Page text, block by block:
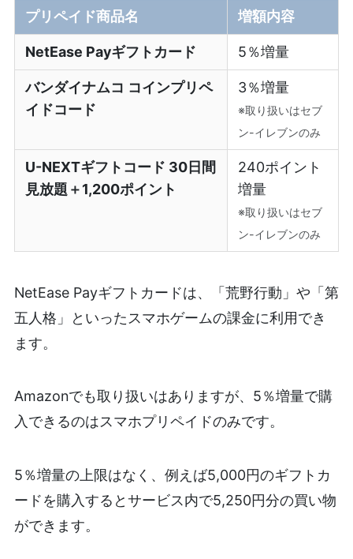
プリペイド商品名 増額内容
NetEase Payギフトカード 5％増量
バンダイナムコ コインプリペ
イドコード
3％増量
※取り扱いはセブ
ン-イレブンのみ
U-NEXTギフトコード 30日間
見放題＋1,200ポイント
240ポイント
増量
※取り扱いはセブ
ン-イレブンのみ
NetEase Payギフトカードは、「荒野行動」や「第
五人格」といったスマホゲームの課金に利用でき
ます。
Amazonでも取り扱いはありますが、5％増量で購
入できるのはスマホプリペイドのみです。
5％増量の上限はなく、例えば5,000円のギフトカ
ードを購入するとサービス内で5,250円分の買い物
ができます。